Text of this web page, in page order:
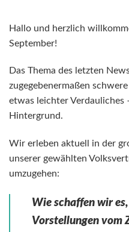
Hallo und herzlich
September!
Das Thema des letzten
zugegebenermaßen
etwas leichter Verdauliches
Hintergrund.
Wir erleben aktuell in der
unserer gewählten
umzugehen:
Wie schaffen wir
Vorstellungen vom